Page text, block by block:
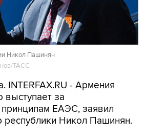
Никол Пашинян
ТАСС
INTERFAX.RU - Армения
выступает за
ЕАЭС, заявил
республики Никол Пашинян.